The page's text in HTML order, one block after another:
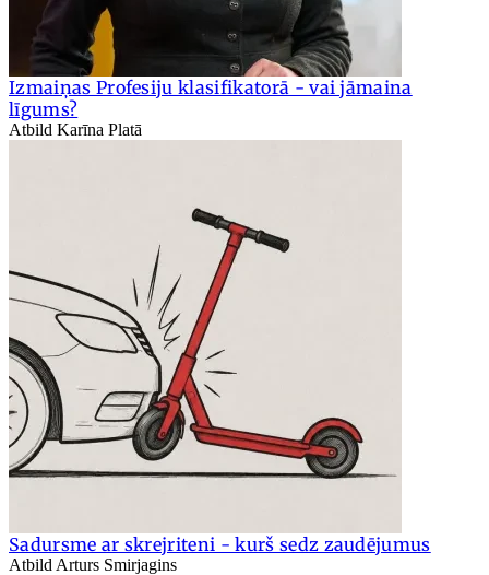
Izmaiņas Profesiju klasifikatorā - vai jāmaina
līgums?
Atbild Karīna Platā
Sadursme ar skrejriteni - kurš sedz zaudējumus
Atbild Arturs Smirjagins